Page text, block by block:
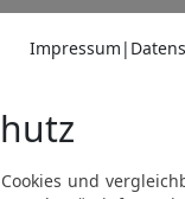
- 11:00